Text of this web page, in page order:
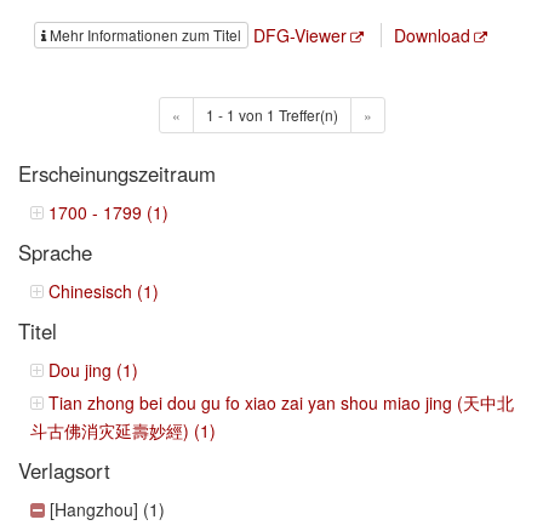
Mehr Informationen zum Titel DFG-Viewer Download
« 1 - 1 von 1 Treffer(n) »
Erscheinungszeitraum
1700 - 1799 (1)
Sprache
Chinesisch (1)
Titel
Dou jing (1)
Tian zhong bei dou gu fo xiao zai yan shou miao jing (天中北
斗古佛消灾延壽妙經) (1)
Verlagsort
[Hangzhou] (1)